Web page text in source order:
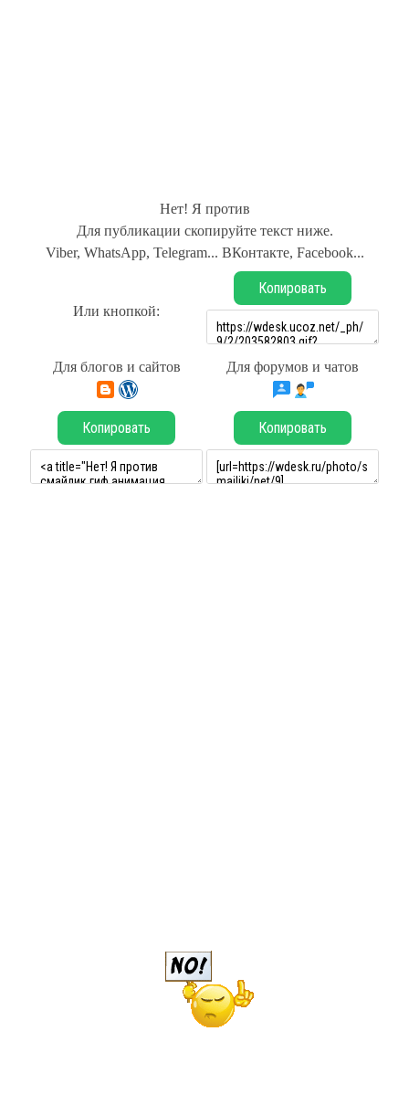
Нет! Я против
Для публикации скопируйте текст ниже.
Viber, WhatsApp, Telegram... ВКонтакте, Facebook...
Или кнопкой:
Копировать
Для блогов и сайтов Для форумов и чатов
Копировать Копировать